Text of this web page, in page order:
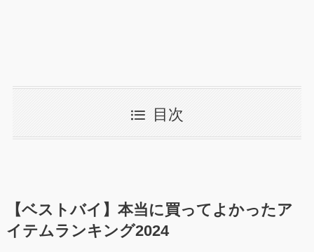
目次
【ベストバイ】本当に買ってよかったア
イテムランキング2024